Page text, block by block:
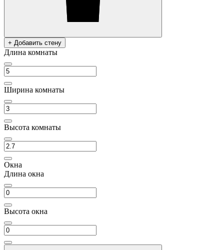
+ Добавить стену
Длина комнаты
Ширина комнаты
Высота комнаты
Окна
Длина окна
Высота окна